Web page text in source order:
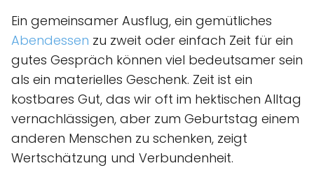
Ein gemeinsamer Ausflug, ein gemütliches
Abendessen zu zweit oder einfach Zeit für ein
gutes Gespräch können viel bedeutsamer sein
als ein materielles Geschenk. Zeit ist ein
kostbares Gut, das wir oft im hektischen Alltag
vernachlässigen, aber zum Geburtstag einem
anderen Menschen zu schenken, zeigt
Wertschätzung und Verbundenheit.